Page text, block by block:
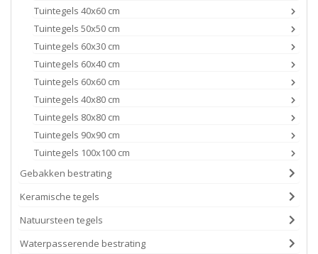
Tuintegels 40x60 cm
Tuintegels 50x50 cm
Tuintegels 60x30 cm
Tuintegels 60x40 cm
Tuintegels 60x60 cm
Tuintegels 40x80 cm
Tuintegels 80x80 cm
Tuintegels 90x90 cm
Tuintegels 100x100 cm
Gebakken bestrating
Keramische tegels
Natuursteen tegels
Waterpasserende bestrating